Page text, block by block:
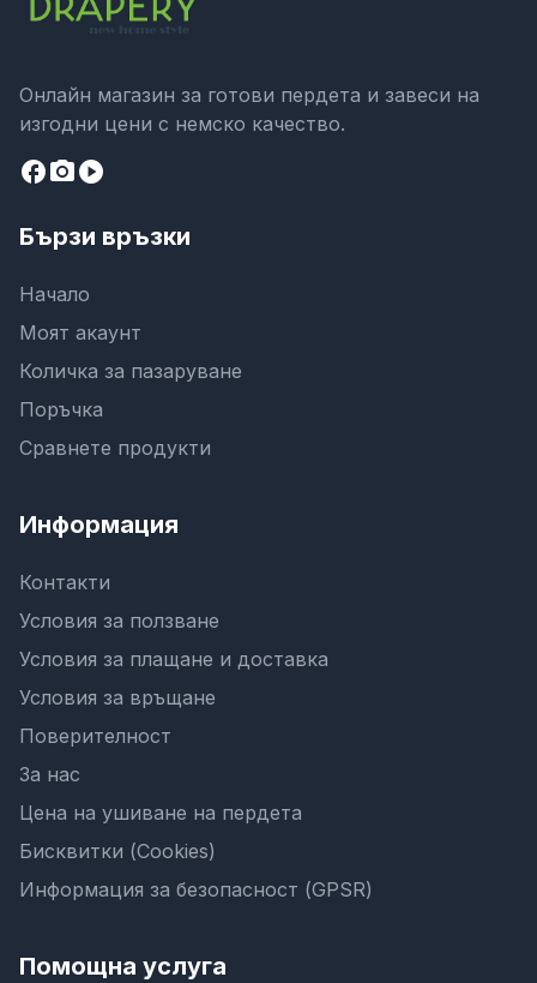
Онлайн магазин за готови пердета и завеси на
изгодни цени с немско качество.
facebookcamera_altplay_circle
Бързи връзки
Начало
Моят акаунт
Количка за пазаруване
Поръчка
Сравнете продукти
Информация
Контакти
Условия за ползване
Условия за плащане и доставка
Условия за връщане
Поверителност
За нас
Цена на ушиване на пердета
Бисквитки (Cookies)
Информация за безопасност (GPSR)
Помощна услуга